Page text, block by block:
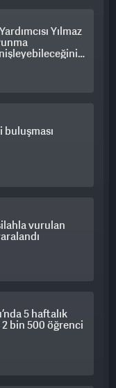
Yılmaz
vurulan
5 haftalık
bin 500 öğrenci